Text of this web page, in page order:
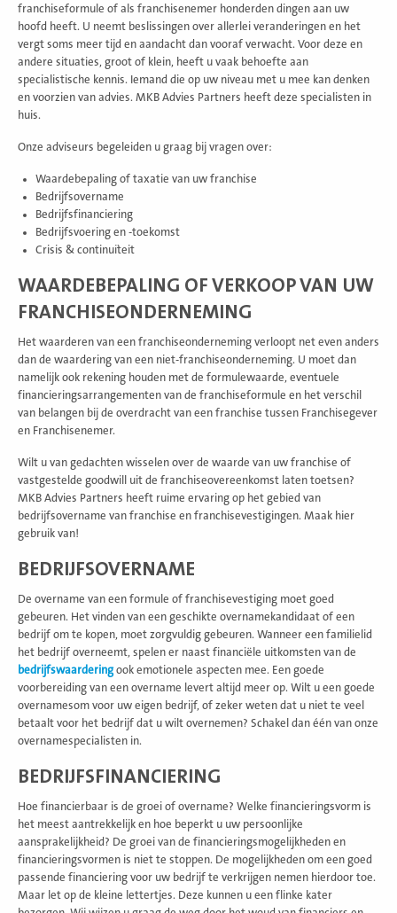
franchiseformule of als franchisenemer honderden dingen aan uw
hoofd heeft. U neemt beslissingen over allerlei veranderingen en het
vergt soms meer tijd en aandacht dan vooraf verwacht. Voor deze en
andere situaties, groot of klein, heeft u vaak behoefte aan
specialistische kennis. Iemand die op uw niveau met u mee kan denken
en voorzien van advies. MKB Advies Partners heeft deze specialisten in
huis.
Onze adviseurs begeleiden u graag bij vragen over:
Waardebepaling of taxatie van uw franchise
Bedrijfsovername
Bedrijfsfinanciering
Bedrijfsvoering en -toekomst
Crisis & continuïteit
WAARDEBEPALING OF VERKOOP VAN UW
FRANCHISEONDERNEMING
Het waarderen van een franchiseonderneming verloopt net even anders
dan de waardering van een niet-franchiseonderneming. U moet dan
namelijk ook rekening houden met de formulewaarde, eventuele
financieringsarrangementen van de franchiseformule en het verschil
van belangen bij de overdracht van een franchise tussen Franchisegever
en Franchisenemer.
Wilt u van gedachten wisselen over de waarde van uw franchise of
vastgestelde goodwill uit de franchiseovereenkomst laten toetsen?
MKB Advies Partners heeft ruime ervaring op het gebied van
bedrijfsovername van franchise en franchisevestigingen. Maak hier
gebruik van!
BEDRIJFSOVERNAME
De overname van een formule of franchisevestiging moet goed
gebeuren. Het vinden van een geschikte overnamekandidaat of een
bedrijf om te kopen, moet zorgvuldig gebeuren. Wanneer een familielid
het bedrijf overneemt, spelen er naast financiële uitkomsten van de
bedrijfswaarderingook emotionele aspecten mee. Een goede
voorbereiding van een overname levert altijd meer op. Wilt u een goede
overnamesom voor uw eigen bedrijf, of zeker weten dat u niet te veel
betaalt voor het bedrijf dat u wilt overnemen? Schakel dan één van onze
overnamespecialisten in.
BEDRIJFSFINANCIERING
Hoe financierbaar is de groei of overname? Welke financieringsvorm is
het meest aantrekkelijk en hoe beperkt u uw persoonlijke
aansprakelijkheid? De groei van de financieringsmogelijkheden en
financieringsvormen is niet te stoppen. De mogelijkheden om een goed
passende financiering voor uw bedrijf te verkrijgen nemen hierdoor toe.
Maar let op de kleine lettertjes. Deze kunnen u een flinke kater